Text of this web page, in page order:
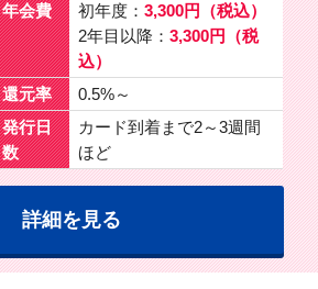
年会費 初年度： 3,300円（税込）
2年目以降： 3,300円（税
込）
還元率
0.5%～
発行日
数
カード到着まで2～3週間
ほど
詳細を見る